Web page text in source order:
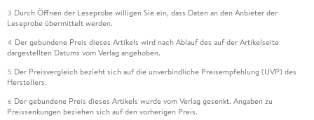
3 Durch Öffnen der Leseprobe willigen Sie ein, dass Daten an den Anbieter der
Leseprobe übermittelt werden.
4 Der gebundene Preis dieses Artikels wird nach Ablauf des auf der Artikelseite
dargestellten Datums vom Verlag angehoben.
5 Der Preisvergleich bezieht sich auf die unverbindliche Preisempfehlung (UVP) des
Herstellers.
6 Der gebundene Preis dieses Artikels wurde vom Verlag gesenkt. Angaben zu
Preissenkungen beziehen sich auf den vorherigen Preis.